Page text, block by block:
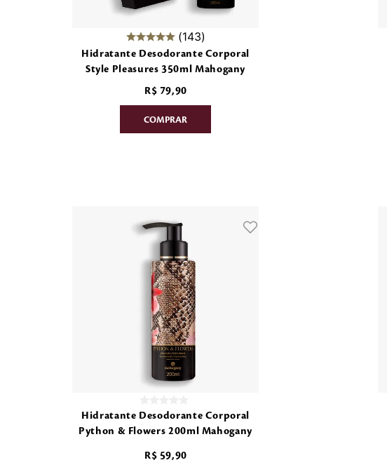
143
Hidratante Desodorante Corporal
Style Pleasures 350ml Mahogany
R$ 79,90
Hidratante Desodorante Corporal
Python & Flowers 200ml Mahogany
R$ 59,90